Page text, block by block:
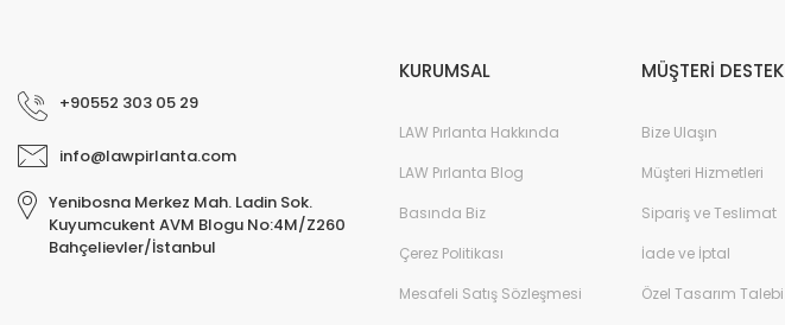
+90552 303 05 29
info@lawpirlanta.com
Yenibosna Merkez Mah. Ladin Sok.
Kuyumcukent AVM Blogu No:4M/Z260
Bahçelievler/İstanbul
KURUMSAL
LAW Pırlanta Hakkında
LAW Pırlanta Blog
Basında Biz
Çerez Politikası
Mesafeli Satış Sözleşmesi
MÜŞTERİ DESTEK
Bize Ulaşın
Müşteri Hizmetleri
Sipariş ve Teslimat
İade ve İptal
Özel Tasarım Talebi